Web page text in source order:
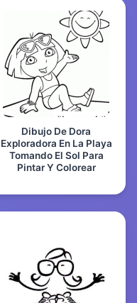
Dibujo De Dora
Exploradora En La Playa
Tomando El Sol Para
Pintar Y Colorear